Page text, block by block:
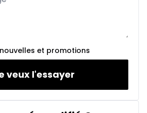
et promotions
veux l'essayer